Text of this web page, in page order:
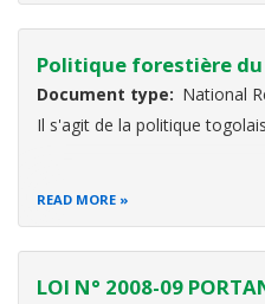
Politique forestière
Document type
National
Il s'agit de la politique
READ MORE
LOI N° 2008-09